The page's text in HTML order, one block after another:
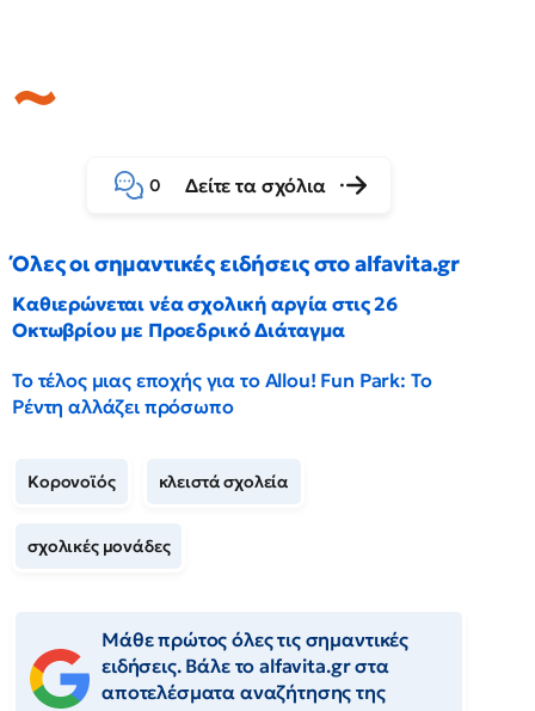
0 Δείτε τα σχόλια
Όλες οι σημαντικές ειδήσεις στο alfavita.gr
Καθιερώνεται νέα σχολική αργία στις 26
Οκτωβρίου με Προεδρικό Διάταγμα
Το τέλος μιας εποχής για το Allou! Fun Park: Το
Ρέντη αλλάζει πρόσωπο
Κορονοϊός κλειστά σχολεία
σχολικές μονάδες
Μάθε πρώτος όλες τις σημαντικές
ειδήσεις. Βάλε το alfavita.gr στα
αποτελέσματα αναζήτησης της